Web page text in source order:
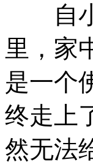
自小
里，家
是一个
终走上
然无法